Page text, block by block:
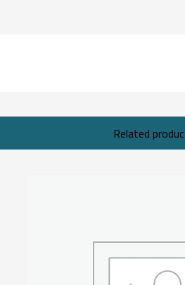
Related